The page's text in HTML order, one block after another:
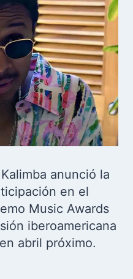
anunció la
en el
Music Awards
iberoamericana
abril próximo.